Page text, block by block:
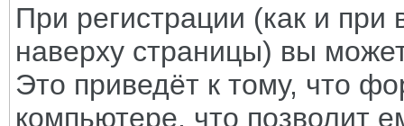
При регистрации (как и
наверху страницы) вы
Это приведёт к тому, что
компьютере, что позволит